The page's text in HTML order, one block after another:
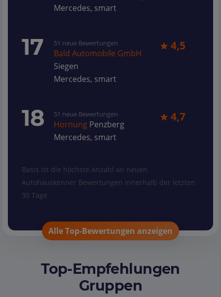
Mercedes, smart
17 4,5
51 neue Bewertungen
Bald Automobile GmbH
Siegen
Mercedes, smart
18 4,7
51 neue Bewertungen
Hornung Penzberg
Mercedes, smart
Basis ist die höchste Anzahl an neuen
Autohauskenner Bewertungen innerhalb der letzten
30 Tage
Alle Top-Bewertungen anzeigen
Top-Empfehlungen
Gruppen